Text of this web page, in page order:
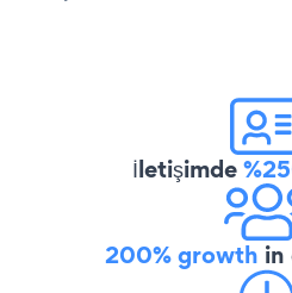
İletişimde
200% growth in